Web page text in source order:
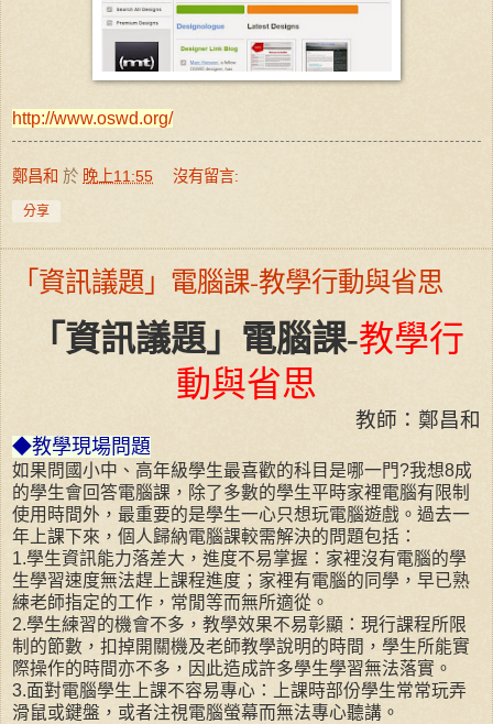
http://www.oswd.org/
鄭昌和 於 晚上11:55 沒有留言:
分享
「資訊議題」電腦課-教學行動與省思
「資訊議題」電腦課-教學行
動與省思
教師：鄭昌和
◆教學現場問題
如果問國小中、高年級學生最喜歡的科目是哪一門?我想8成
的學生會回答電腦課，除了多數的學生平時家裡電腦有限制
使用時間外，最重要的是學生一心只想玩電腦遊戲。過去一
年上課下來，個人歸納電腦課較需解決的問題包括：
1.學生資訊能力落差大，進度不易掌握：家裡沒有電腦的學
生學習速度無法趕上課程進度；家裡有電腦的同學，早已熟
練老師指定的工作，常閒等而無所適從。
2.學生練習的機會不多，教學效果不易彰顯：現行課程所限
制的節數，扣掉開關機及老師教學說明的時間，學生所能實
際操作的時間亦不多，因此造成許多學生學習無法落實。
3.面對電腦學生上課不容易專心：上課時部份學生常常玩弄
滑鼠或鍵盤，或者注視電腦螢幕而無法專心聽講。